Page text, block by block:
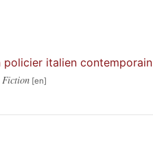
policier italien contemporain
Fiction